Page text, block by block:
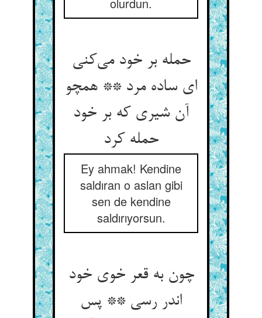
حمله بر خود می‌‌کنی
ای ساده مرد ** همچو
آن شیری که بر خود
حمله کرد
Ey ahmak! Kendine
saldıran o aslan gibi
sen de kendine
saldırıyorsun.
چون به قعر خوی خود
اندر رسی ** پس